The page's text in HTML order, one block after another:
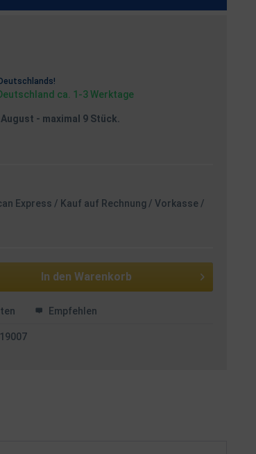
ca. 1-3 Werktage
- maximal 9 Stück.
Express / Kauf auf Rechnung / Vorkasse /
In den Warenkorb
Empfehlen